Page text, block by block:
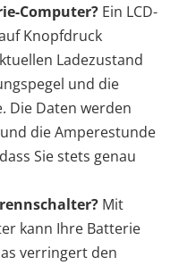
Computer? Ein LCD-
Knopfdruck
Ladezustand
und die
Die Daten werden
die Amperestunde
Sie stets genau
Mit
kann Ihre Batterie
verringert den